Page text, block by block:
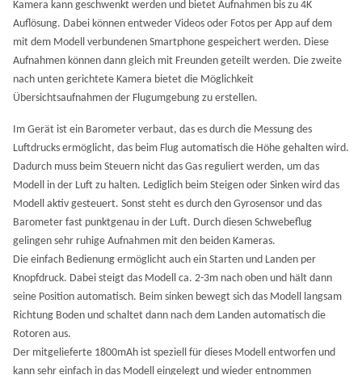
Kamera kann geschwenkt werden und bietet Aufnahmen bis zu 4K
Auflösung. Dabei können entweder Videos oder Fotos per App auf dem
mit dem Modell verbundenen Smartphone gespeichert werden. Diese
Aufnahmen können dann gleich mit Freunden geteilt werden. Die zweite
nach unten gerichtete Kamera bietet die Möglichkeit
Übersichtsaufnahmen der Flugumgebung zu erstellen.
Im Gerät ist ein Barometer verbaut, das es durch die Messung des
Luftdrucks ermöglicht, das beim Flug automatisch die Höhe gehalten wird.
Dadurch muss beim Steuern nicht das Gas reguliert werden, um das
Modell in der Luft zu halten. Lediglich beim Steigen oder Sinken wird das
Modell aktiv gesteuert. Sonst steht es durch den Gyrosensor und das
Barometer fast punktgenau in der Luft. Durch diesen Schwebeflug
gelingen sehr ruhige Aufnahmen mit den beiden Kameras.
Die einfach Bedienung ermöglicht auch ein Starten und Landen per
Knopfdruck. Dabei steigt das Modell ca. 2-3m nach oben und hält dann
seine Position automatisch. Beim sinken bewegt sich das Modell langsam
Richtung Boden und schaltet dann nach dem Landen automatisch die
Rotoren aus.
Der mitgelieferte 1800mAh ist speziell für dieses Modell entworfen und
kann sehr einfach in das Modell eingelegt und wieder entnommen